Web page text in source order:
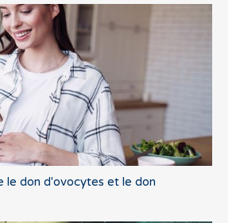
le don d'ovocytes et le don